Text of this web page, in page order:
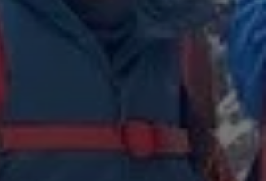
© Roglmeier Christian